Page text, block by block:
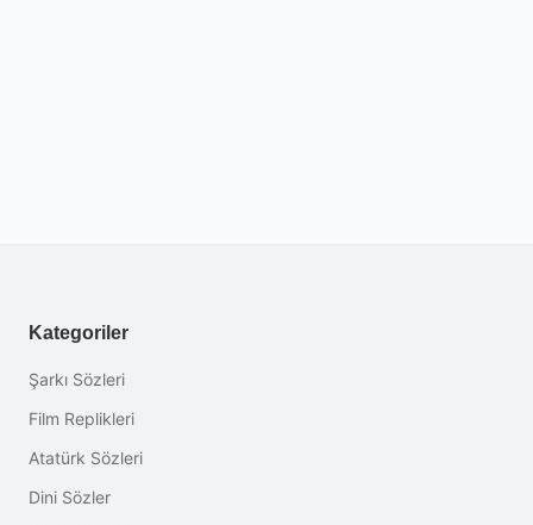
Kategoriler
Şarkı Sözleri
Film Replikleri
Atatürk Sözleri
Dini Sözler